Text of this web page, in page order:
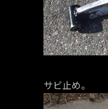
サビ止め。